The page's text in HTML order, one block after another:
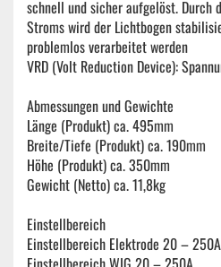
schnell und sicher aufgelöst. Durch
Stroms wird der Lichtbogen
problemlos verarbeitet werden
VRD (Volt Reduction Device):
Abmessungen und Gewichte
Länge (Produkt) ca. 495mm
Breite/Tiefe (Produkt) ca. 190mm
Höhe (Produkt) ca. 350mm
Gewicht (Netto) ca. 11,8kg
Einstellbereich
Einstellbereich Elektrode 20 – 250A